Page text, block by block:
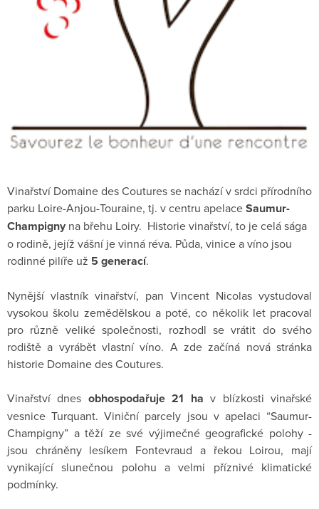
Vinařství Domaine des Coutures se nachází v srdci přírodního
parku Loire-Anjou-Touraine, tj. v centru apelaceSaumur-
Champigny na břehu Loiry. Historie vinařství, to je celá sága
o rodině, jejíž vášní je vinná réva. Půda, vinice a víno jsou
rodinné pilíře už 5 generací.
Nynější vlastník vinařství, pan Vincent Nicolas vystudoval
vysokou školu zemědělskou a poté, co několik let pracoval
pro různě veliké společnosti, rozhodl se vrátit do svého
rodiště a vyrábět vlastní víno. A zde začíná nová stránka
historie Domaine des Coutures.
Vinařství dnes obhospodařuje 21 ha v blízkosti vinařské
vesnice Turquant. Viniční parcely jsou v apelaci “Saumur-
Champigny” a těží ze své výjimečné geografické polohy -
jsou chráněny lesíkem Fontevraud a řekou Loirou, mají
vynikající slunečnou polohu a velmi příznivé klimatické
podmínky.